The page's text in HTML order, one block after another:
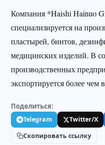
Компания *Haishi Hainuo
специализируется на
пластырей, бинтов,
медицинских изделий. В
производственных
экспортируется более чем
Поделиться:
Telegram Twitter/X
Скопировать ссылку